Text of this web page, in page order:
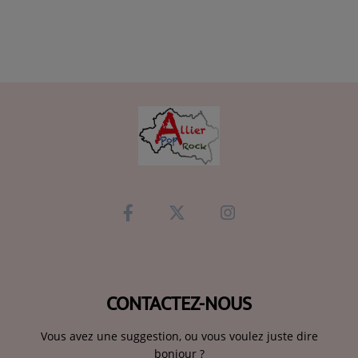
CONTACTEZ-NOUS
Vous avez une suggestion, ou vous voulez juste dire
bonjour ?